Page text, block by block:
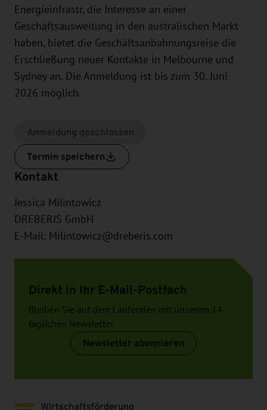
Energieinfrastr, die Interesse an einer
Geschäftsausweitung in den australischen Markt
haben, bietet die Geschäftsanbahnungsreise die
Erschließung neuer Kontakte in Melbourne und
Sydney an. Die Anmeldung ist bis zum 30. Juni
2026 möglich.
Termin speichern
Kontakt
Jessica Milintowicz
DREBERIS GmbH
E-Mail: Milintowicz@dreberis.com
Direkt in Ihr E-Mail-Postfach
Bleiben Sie auf dem Laufenden mit unserem 14-
täglichen Newsletter
Newsletter abonnieren